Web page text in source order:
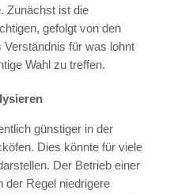
Zunächst ist die
gefolgt von den
für was lohnt
Wahl zu treffen.
günstiger in der
Dies könnte für viele
Der Betrieb einer
der Regel niedrigere